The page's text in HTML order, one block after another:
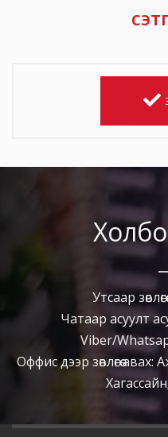
Утсаар
Чатаар асуулт
Viber/
Оффис дээр зөвлөгөө